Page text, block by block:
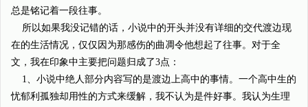
总是铭记着一段往事。
所以如果我没记错的话，小说中的开头并没有详细的交代渡边现
在的生活情况，仅仅因为那感伤的曲凋令他想起了往事。对于全
文，我在印象中主要把问题归成了3点：
1、小说中绝人部分内容写的是渡边上高中的事情。一个高中生的
忧郁利孤独却用性的方式来缓解，我不认为是件好事。我认为生理